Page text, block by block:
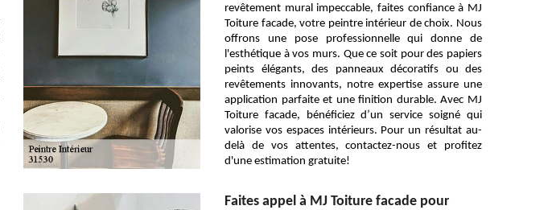
revêtement mural impeccable, faites confiance à MJ
Toiture facade, votre peintre intérieur de choix. Nous
offrons une pose professionnelle qui donne de
l'esthétique à vos murs. Que ce soit pour des papiers
peints élégants, des panneaux décoratifs ou des
revêtements innovants, notre expertise assure une
application parfaite et une finition durable. Avec MJ
Toiture facade, bénéficiez d’un service soigné qui
valorise vos espaces intérieurs. Pour un résultat au-
delà de vos attentes, contactez-nous et profitez
d'une estimation gratuite!
Faites appel à MJ Toiture facade pour